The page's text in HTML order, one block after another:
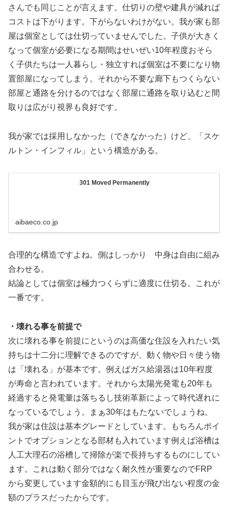
さんでも同じことが言えます。仕切りの壁や建具が減れば
コストは下がります。下がらないわけがない。我が家も部
屋は個室としては仕切っていませんでした。子供が大きく
なって個室が必要になる期間はせいぜい10年程度おそら
く子供たちは一人暮らし・独立すれば個室は不要になり物
置部屋になってしまう。それから不要な廊下もつくらない
部屋と通路を分けるのではなく部屋に通路を取り込むと間
取りは広がり視界も良好です。
我が家では採用しなかった（できなかった）けど、「スケ
ルトン・インフィル」という構造がある。
301 Moved Permanently
aibaeco.co.jp
合理的な構造ですよね。側はしっかり 中身は自由に組み
合わせる。
結論としては個室は極力つくらずに適度に仕切る。これが
一番です。
・壊れる事を前提で
次に壊れる事を前提にというのは高価な住設を入れたい気
持ちは十二分に理解できるのですが、動く物や日々使う物
は「壊れる」が基本です。例えばガス給湯器は10年程度
が寿命と言われています。それから太陽光発電も20年も
経過すると発電量は落ちるし技術革新によって時代遅れに
なっているでしょう。まぁ30年はもたないでしょうね。
我が家は住設は基本グレードとしています。もちろんポイ
ントでオプションとなる部材も入れています例えば浴槽は
人工大理石の浴槽して掃除が楽で長持ちするものにしてい
ます。これは動く部分ではなく耐久性が重要なのでFRP
から変更しています金額的にも目玉が飛び出ない程度の金
額のプラスだったからです。